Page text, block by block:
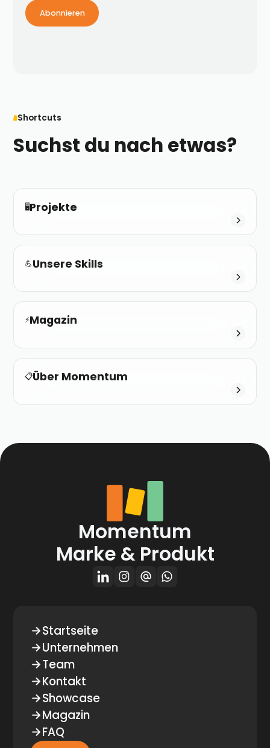
Shortcuts
Suchst du nach etwas?
🖥️Projekte
💪Unsere Skills
⚡️Magazin
📋Über Momentum
Momentum
Marke & Produkt
Startseite
Unternehmen
Team
Kontakt
Showcase
Magazin
FAQ